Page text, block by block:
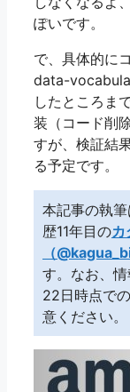
ぽいです。
で、具体的に
data-
したところま
装（コード削
すが、検証結
る予定です。
本記事の執
歴11年目のカ
（
す。なお、
22日時点で
意ください。